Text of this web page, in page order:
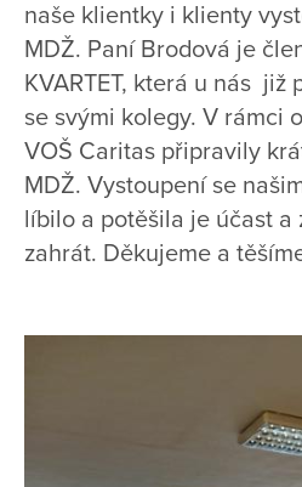
naše klientky i klienty
MDŽ. Paní Brodová je
KVARTET, která u nás
se svými kolegy. V rámci
VOŠ Caritas připravily
MDŽ. Vystoupení se
líbilo a potěšila je účast a
zahrát. Děkujeme a